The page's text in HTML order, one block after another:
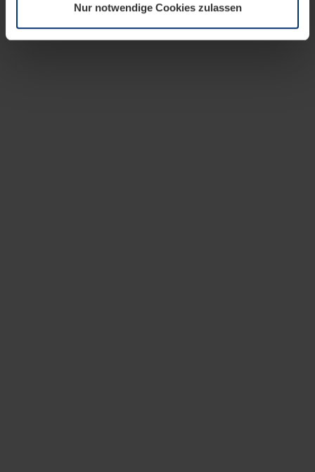
Datenschutzerklärungunserer Website ändern oder
widerrufen.
Nur notwendige Cookies zulassen